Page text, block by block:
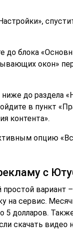
до блока
окон»
ниже до раздела
в пункт
контента».
опцию
с
вариант
на сервис.
5 долларов.
скачать видео